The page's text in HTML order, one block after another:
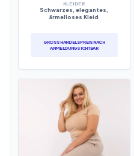
KLEIDER
Schwarzes, elegantes,
ärmelloses Kleid
GROSSHANDELSPREIS NACH A
NMELDUNG SICHTBAR